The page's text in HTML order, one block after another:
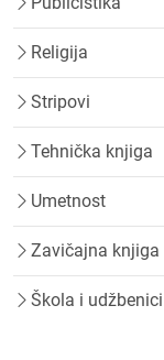
Religija
Stripovi
Tehnička knjiga
Umetnost
Zavičajna knjiga
Škola i udžbenici